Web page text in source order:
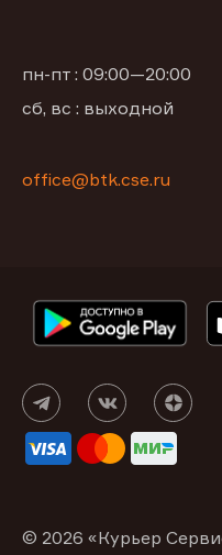
пн-пт : 09:00—20:00
сб, вс : выходной
office@btk.cse.ru
© 2026 «Курьер